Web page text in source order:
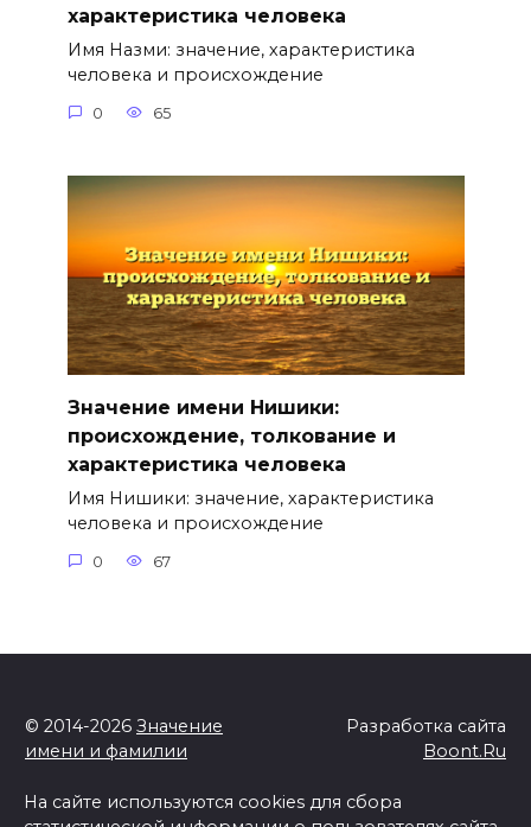
характеристика человека
Имя Назми: значение, характеристика
человека и происхождение
0 65
Значение имени Нишики:
происхождение, толкование и
характеристика человека
Имя Нишики: значение, характеристика
человека и происхождение
0 67
© 2014-2026 Значение
имени и фамилии
Разработка сайта
Boont.Ru
На сайте используются cookies для сбора